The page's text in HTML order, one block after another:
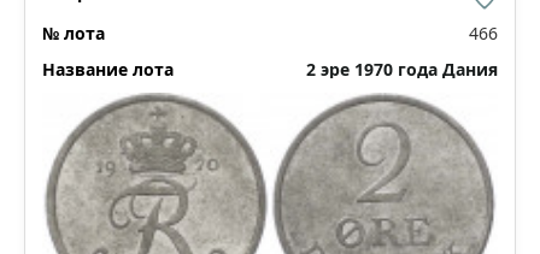
466
2 эре 1970 года Дания